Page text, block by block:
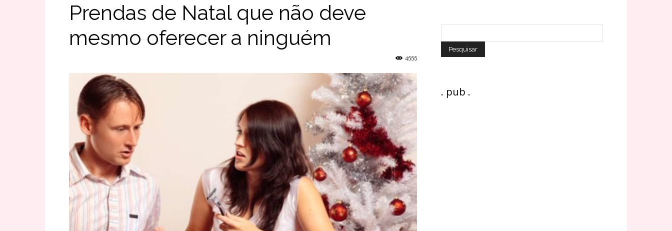
Prendas de Natal que não deve
mesmo oferecer a ninguém
4555
. pub .